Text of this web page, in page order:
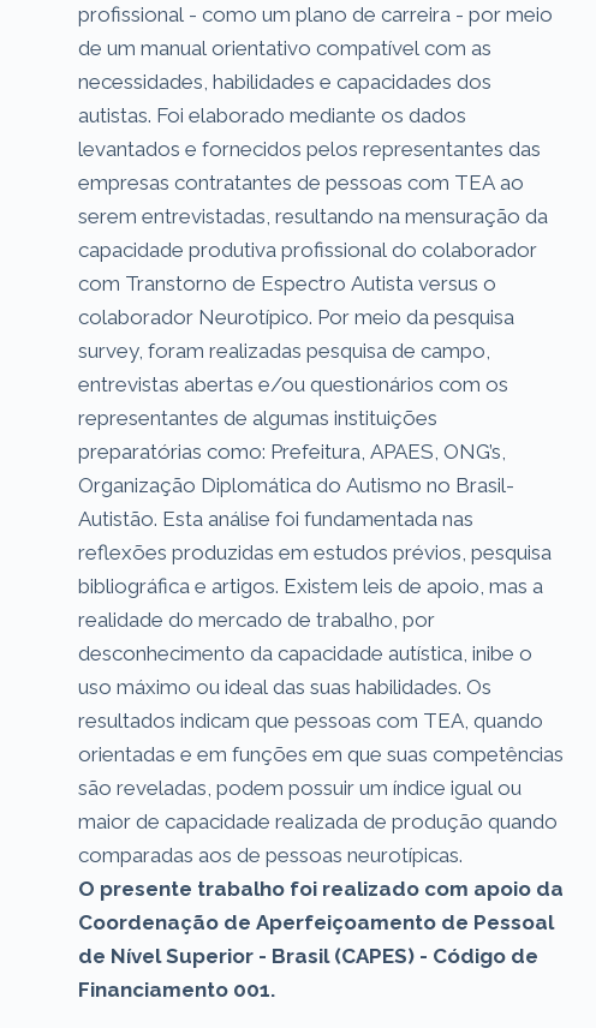
profissional - como um plano de carreira - por meio
de um manual orientativo compatível com as
necessidades, habilidades e capacidades dos
autistas. Foi elaborado mediante os dados
levantados e fornecidos pelos representantes das
empresas contratantes de pessoas com TEA ao
serem entrevistadas, resultando na mensuração da
capacidade produtiva profissional do colaborador
com Transtorno de Espectro Autista versus o
colaborador Neurotípico. Por meio da pesquisa
survey, foram realizadas pesquisa de campo,
entrevistas abertas e/ou questionários com os
representantes de algumas instituições
preparatórias como: Prefeitura, APAES, ONG’s,
Organização Diplomática do Autismo no Brasil-
Autistão. Esta análise foi fundamentada nas
reflexões produzidas em estudos prévios, pesquisa
bibliográfica e artigos. Existem leis de apoio, mas a
realidade do mercado de trabalho, por
desconhecimento da capacidade autística, inibe o
uso máximo ou ideal das suas habilidades. Os
resultados indicam que pessoas com TEA, quando
orientadas e em funções em que suas competências
são reveladas, podem possuir um índice igual ou
maior de capacidade realizada de produção quando
comparadas aos de pessoas neurotípicas.
O presente trabalho foi realizado com apoio da
Coordenação de Aperfeiçoamento de Pessoal
de Nível Superior - Brasil (CAPES) - Código de
Financiamento 001.